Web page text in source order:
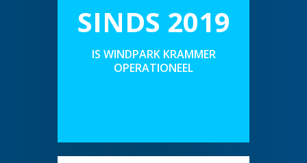
SINDS 2019
IS WINDPARK KRAMMER
OPERATIONEEL